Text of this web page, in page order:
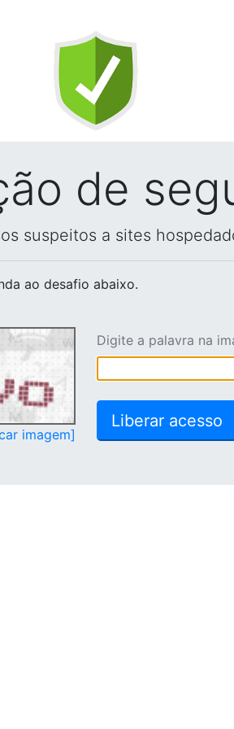
de
suspeitos a sites
ao desafio abaixo.
imagem]
Digite a palavra na